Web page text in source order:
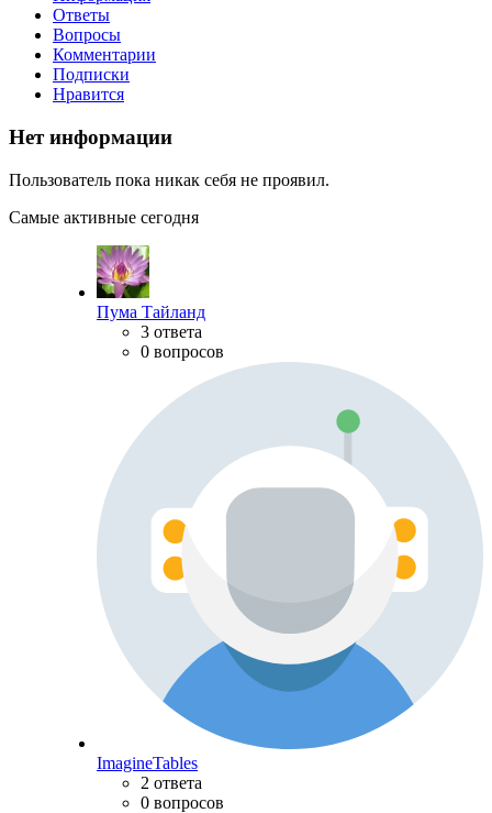
Ответы
Вопросы
Комментарии
Подписки
Нравится
Нет информации
Пользователь пока никак себя не проявил.
Самые активные сегодня
Пума Тайланд
3 ответа
0 вопросов
ImagineTables
2 ответа
0 вопросов